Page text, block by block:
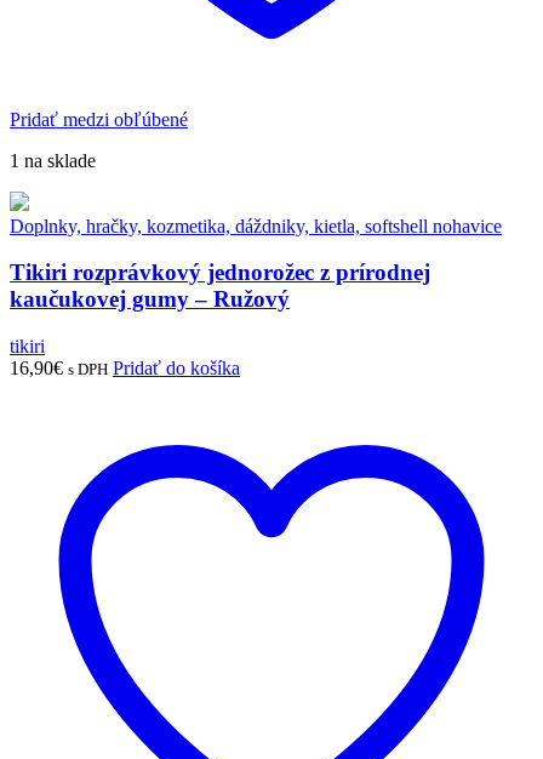
Pridať medzi obľúbené
1 na sklade
Doplnky, hračky, kozmetika, dáždniky, kietla, softshell nohavice
Tikiri rozprávkový jednorožec z prírodnej
kaučukovej gumy – Ružový
tikiri
16,90€ s DPH Pridať do košíka